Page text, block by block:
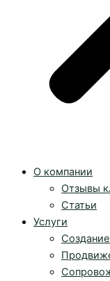
О компании
Отзывы
Статьи
Услуги